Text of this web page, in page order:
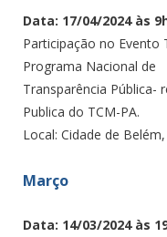
Data: 17/04/2024 às
Participação no Evento
Programa Nacional de
Transparência Pública-
Publica do TCM-PA.
Local: Cidade de
Março
Data: 14/03/2024 às